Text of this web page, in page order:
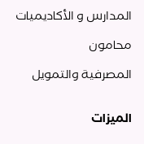
المدارس و الأكاديميات
محامون
المصرفية والتمويل
الميزات